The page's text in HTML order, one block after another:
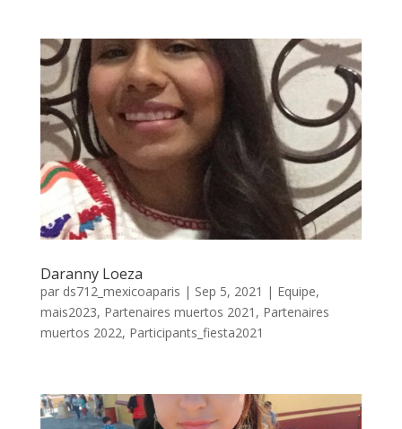
Daranny Loeza
par ds712_mexicoaparis | Sep 5, 2021 | Equipe,
mais2023, Partenaires muertos 2021 , Partenaires
muertos 2022, Participants_fiesta2021